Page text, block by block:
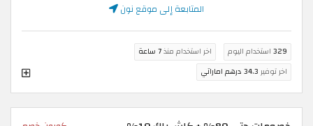
المتابعة إلى موقع نون
329 استخدام اليوم اخر استخدام منذ7 ساعة
اخر توفير 34.3 درهم اماراتي